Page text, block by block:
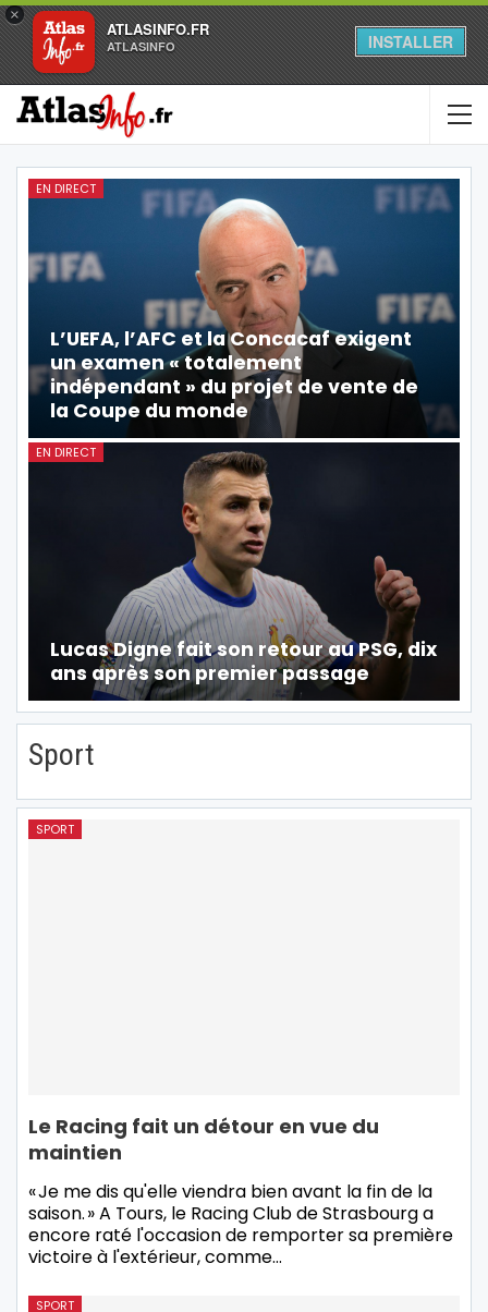
×
ATLASINFO.FR
ATLASINFO INSTALLER
EN DIRECT
L’UEFA, l’AFC et la Concacaf exigent
un examen « totalement
indépendant » du projet de vente de
la Coupe du monde
EN DIRECT
Lucas Digne fait son retour au PSG, dix
ans après son premier passage
Sport
SPORT
Le Racing fait un détour en vue du
maintien
« Je me dis qu'elle viendra bien avant la fin de la
saison. » A Tours, le Racing Club de Strasbourg a
encore raté l'occasion de remporter sa première
victoire à l'extérieur, comme…
SPORT